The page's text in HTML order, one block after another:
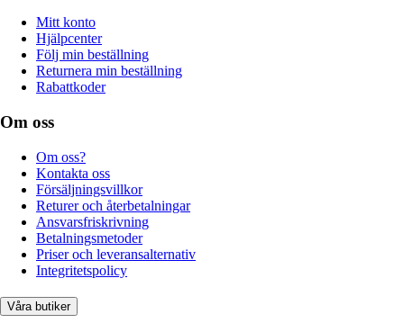
Mitt konto
Hjälpcenter
Följ min beställning
Returnera min beställning
Rabattkoder
Om oss
Om oss?
Kontakta oss
Försäljningsvillkor
Returer och återbetalningar
Ansvarsfriskrivning
Betalningsmetoder
Priser och leveransalternativ
Integritetspolicy
Våra butiker